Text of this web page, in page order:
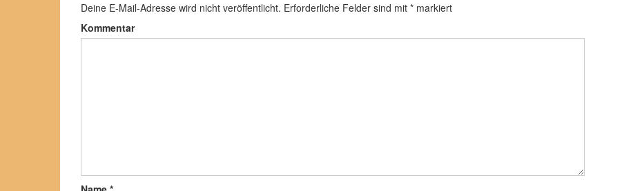
Deine E-Mail-Adresse wird nicht veröffentlicht. Erforderliche Felder sind mit * markiert
Kommentar